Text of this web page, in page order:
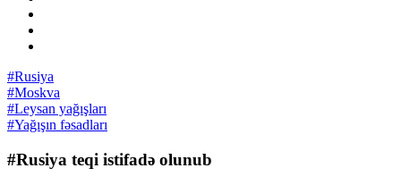
#Rusiya
#Moskva
#Leysan yağışları
#Yağışın fəsadları
#Rusiya teqi istifadə olunub